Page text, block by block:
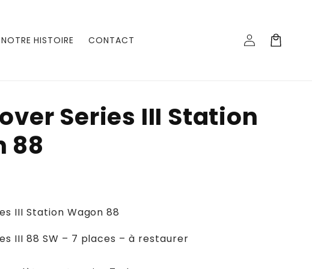
NOTRE HISTOIRE CONTACT
Connexion
Panier
Series III Station
88
III Station Wagon 88
III 88 SW – 7 places – à restaurer